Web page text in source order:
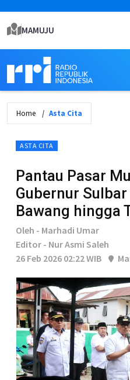
MAMUJU
Home Asta Cita
ASTA CITA
Pantau Pasar
Gubernur
Bawang hingga
Oleh - Marhadi Umar
Editor - Nur Asmi Saleh
26 Feb 2026 02:22 WIB